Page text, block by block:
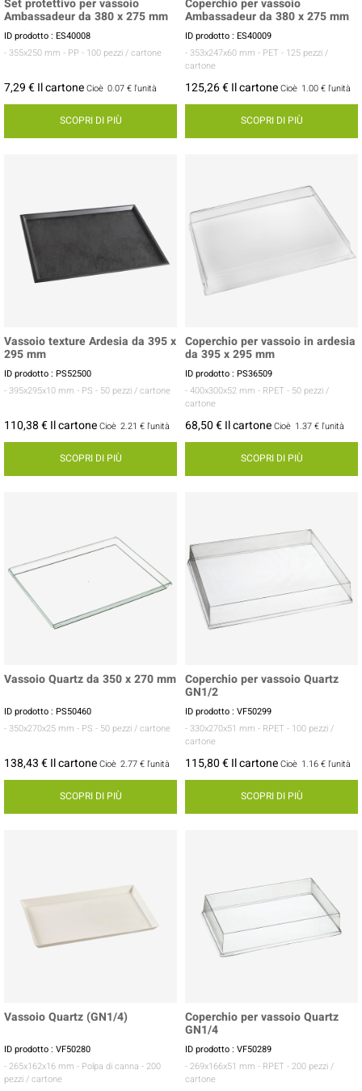
Ambassadeur da 380 x 275 mm
ID prodotto : ES40008
- 355x250 mm - PP - 100 pezzi / cartone
7,29 € Il cartoneCioè 0.07 € l'unità
SCOPRI DI PIÙ
Ambassadeur da 380 x 275 mm
ID prodotto : ES40009
- 353x247x60 mm - PET - 125 pezzi /
cartone
125,26 € Il cartoneCioè 1.00 € l'unità
SCOPRI DI PIÙ
Vassoio texture Ardesia da 395 x
295 mm
ID prodotto : PS52500
- 395x295x10 mm - PS - 50 pezzi / cartone
110,38 € Il cartoneCioè 2.21 € l'unità
SCOPRI DI PIÙ
Coperchio per vassoio in ardesia
da 395 x 295 mm
ID prodotto : PS36509
- 400x300x52 mm - RPET - 50 pezzi /
cartone
68,50 € Il cartoneCioè 1.37 € l'unità
SCOPRI DI PIÙ
Vassoio Quartz da 350 x 270 mm
ID prodotto : PS50460
- 350x270x25 mm - PS - 50 pezzi / cartone
138,43 € Il cartoneCioè 2.77 € l'unità
SCOPRI DI PIÙ
Coperchio per vassoio Quartz
GN1/2
ID prodotto : VF50299
- 330x270x51 mm - RPET - 100 pezzi /
cartone
115,80 € Il cartoneCioè 1.16 € l'unità
SCOPRI DI PIÙ
Vassoio Quartz (GN1/4)
ID prodotto : VF50280
- 265x162x16 mm - Polpa di canna - 200
pezzi / cartone
Coperchio per vassoio Quartz
GN1/4
ID prodotto : VF50289
- 269x166x51 mm - RPET - 200 pezzi /
cartone